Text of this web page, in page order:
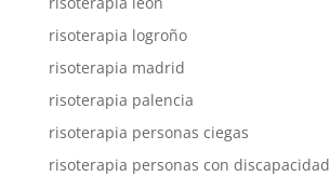
risoterapia logroño
risoterapia madrid
risoterapia palencia
risoterapia personas ciegas
risoterapia personas con discapacidad